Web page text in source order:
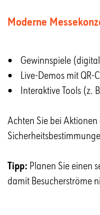
Moderne
• Gewinnspiele
• Live-Demos mit QR-
• Interaktive Tools (z.
Achten Sie bei
Tipp: Planen Sie einen
damit Besucherströme